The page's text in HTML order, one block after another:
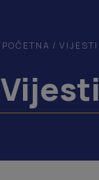
POČETNA / VIJESTI
Vijesti